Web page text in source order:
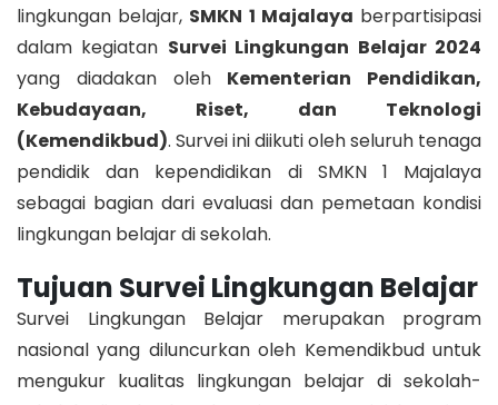
lingkungan belajar, SMKN 1 Majalaya berpartisipasi
dalam kegiatan Survei Lingkungan Belajar 2024
yang diadakan oleh Kementerian Pendidikan,
Kebudayaan, Riset, dan Teknologi
(Kemendikbud). Survei ini diikuti oleh seluruh tenaga
pendidik dan kependidikan di SMKN 1 Majalaya
sebagai bagian dari evaluasi dan pemetaan kondisi
lingkungan belajar di sekolah.
Tujuan Survei Lingkungan Belajar
Survei Lingkungan Belajar merupakan program
nasional yang diluncurkan oleh Kemendikbud untuk
mengukur kualitas lingkungan belajar di sekolah-